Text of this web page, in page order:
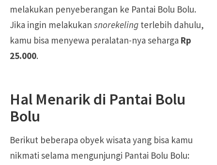
melakukan penyeberangan ke Pantai Bolu Bolu.
Jika ingin melakukan snorekeling terlebih dahulu,
kamu bisa menyewa peralatan-nya seharga Rp
25.000.
Hal Menarik di Pantai Bolu
Bolu
Berikut beberapa obyek wisata yang bisa kamu
nikmati selama mengunjungi Pantai Bolu Bolu: